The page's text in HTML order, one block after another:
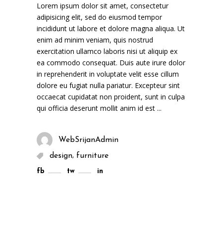
Lorem ipsum dolor sit amet, consectetur
adipisicing elit, sed do eiusmod tempor
incididunt ut labore et dolore magna aliqua. Ut
enim ad minim veniam, quis nostrud
exercitation ullamco laboris nisi ut aliquip ex
ea commodo consequat. Duis aute irure dolor
in reprehenderit in voluptate velit esse cillum
dolore eu fugiat nulla pariatur. Excepteur sint
occaecat cupidatat non proident, sunt in culpa
qui officia deserunt mollit anim id est
WebSrijanAdmin
design, furniture
fb tw in